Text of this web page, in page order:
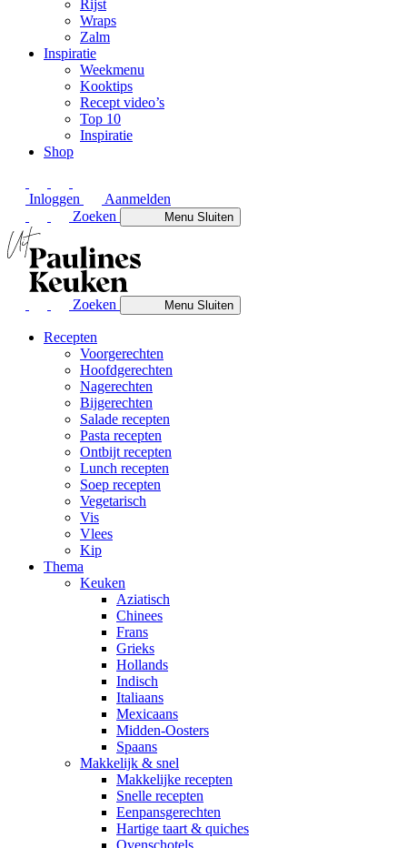
Rijst
Wraps
Zalm
Inspiratie
Weekmenu
Kooktips
Recept video’s
Top 10
Inspiratie
Shop
Inloggen
Aanmelden
Zoeken
MenuSluiten
Zoeken MenuSluiten
Recepten
Voorgerechten
Hoofdgerechten
Nagerechten
Bijgerechten
Salade recepten
Pasta recepten
Ontbijt recepten
Lunch recepten
Soep recepten
Vegetarisch
Vis
Vlees
Kip
Thema
Keuken
Aziatisch
Chinees
Frans
Grieks
Hollands
Indisch
Italiaans
Mexicaans
Midden-Oosters
Spaans
Makkelijk & snel
Makkelijke recepten
Snelle recepten
Eenpansgerechten
Hartige taart & quiches
Ovenschotels